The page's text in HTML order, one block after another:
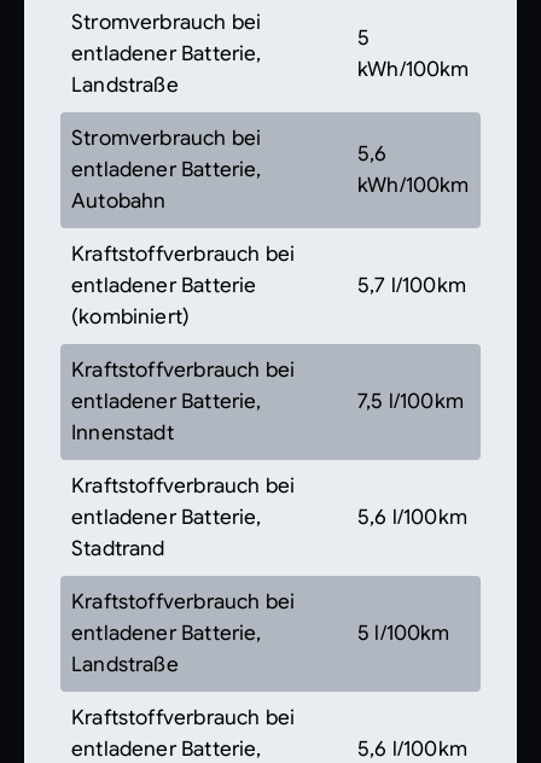
Stromverbrauch bei
entladener Batterie,
Landstraße
5
kWh/100km
Stromverbrauch bei
entladener Batterie,
Autobahn
5,6
kWh/100km
Kraftstoffverbrauch bei
entladener Batterie
(kombiniert)
5,7 l/100km
Kraftstoffverbrauch bei
entladener Batterie,
Innenstadt
7,5 l/100km
Kraftstoffverbrauch bei
entladener Batterie,
Stadtrand
5,6 l/100km
Kraftstoffverbrauch bei
entladener Batterie,
Landstraße
5 l/100km
Kraftstoffverbrauch bei
entladener Batterie,
5,6 l/100km